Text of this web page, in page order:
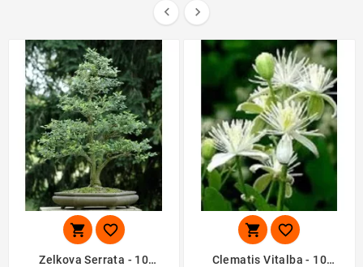
 
 
Zelkova Serrata - 10
 
Clematis Vitalba - 10